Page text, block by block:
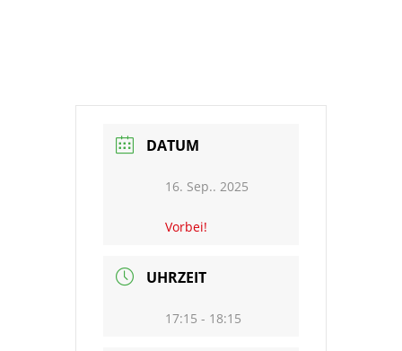
DATUM
16. Sep.. 2025
Vorbei!
UHRZEIT
17:15 - 18:15